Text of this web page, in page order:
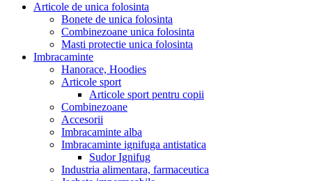
Articole de unica folosinta
Bonete de unica folosinta
Combinezoane unica folosinta
Masti protectie unica folosinta
Imbracaminte
Hanorace, Hoodies
Articole sport
Articole sport pentru copii
Combinezoane
Accesorii
Imbracaminte alba
Imbracaminte ignifuga antistatica
Sudor Ignifug
Industria alimentara, farmaceutica